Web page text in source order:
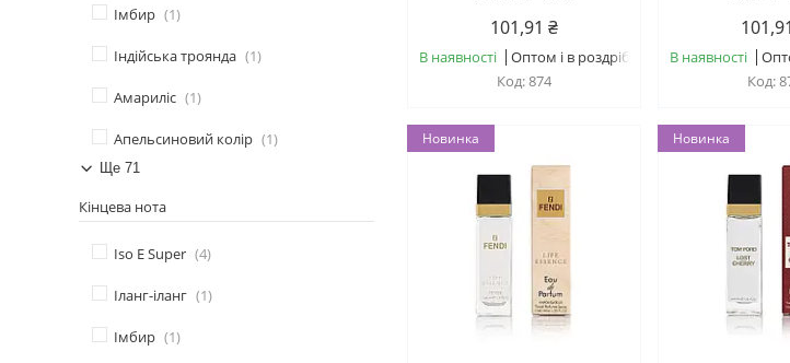
101,91 ₴
В наявності
Оптом і в роздріб
874
В наявності
Новинка Новинка
Імбир 1
Індійська троянда 1
Амариліс 1
Апельсиновий колір 1
Ще 71
Кінцева нота
Iso E Super 4
Іланг-іланг 1
Імбир 1